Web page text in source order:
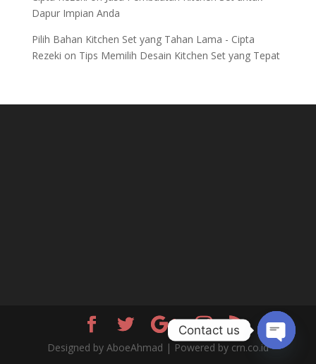
Dapur Impian Anda
Pilih Bahan Kitchen Set yang Tahan Lama - Cipta
Rezeki on Tips Memilih Desain Kitchen Set yang Tepat
Designed by AboeAhmad | Powered by crn.co.id
Contact us